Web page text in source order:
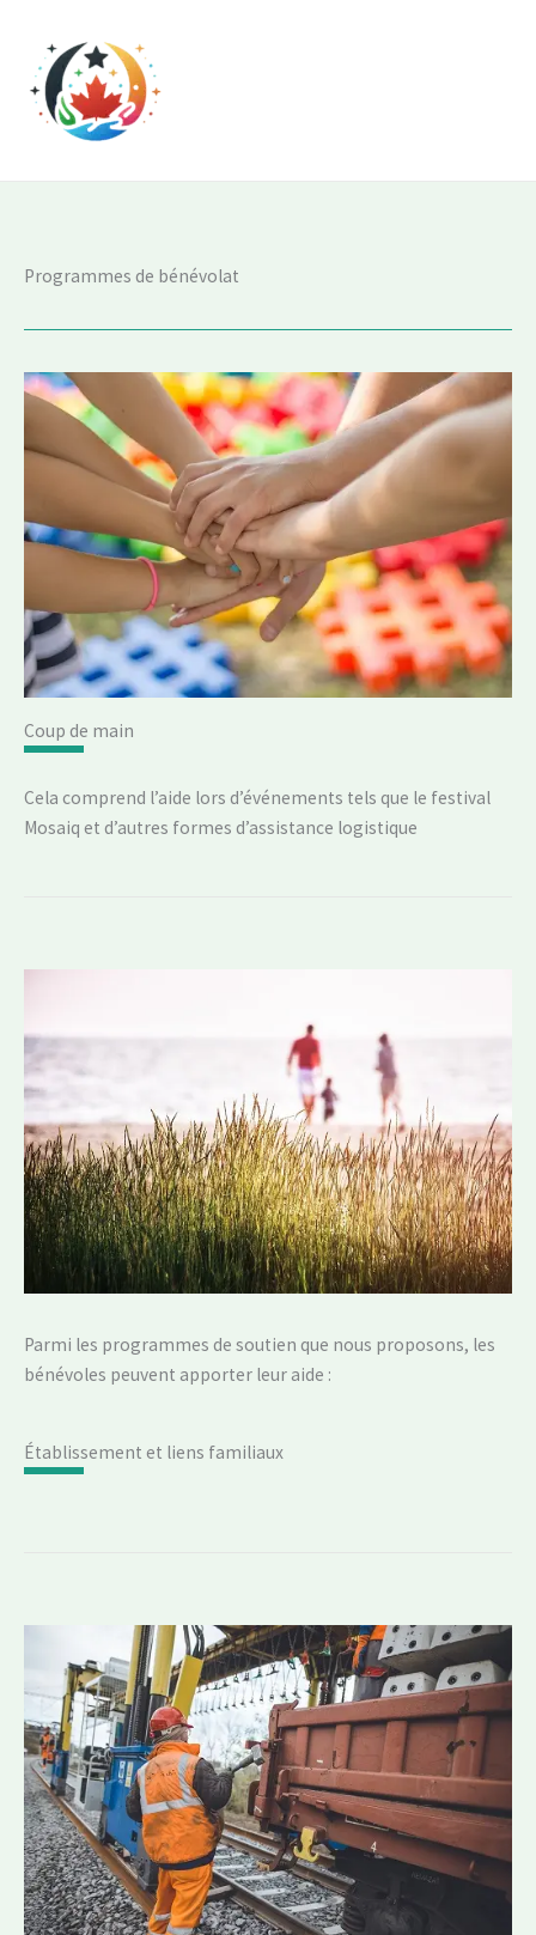
contenu
Programmes de bénévolat
Coup de main
Cela comprend l’aide lors d’événements tels que le festival
Mosaiq et d’autres formes d’assistance logistique
Établissement et liens familiaux
Parmi les programmes de soutien que nous proposons, les
bénévoles peuvent apporter leur aide :